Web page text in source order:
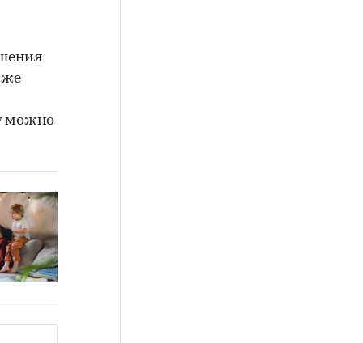
же
можно